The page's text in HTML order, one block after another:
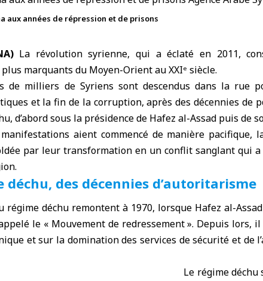
aux années de répression et de prisons
La révolution syrienne, qui a éclaté en 2011,
marquants du Moyen-Orientau XXIᵉ siècle.
de milliers de Syriens sont descendus dans la rue
et la fin de la corruption, après des décennies de
, d’abord sous la présidence de Hafez al-Assad puis de
aient commencé de manière pacifique,
par leur transformation en un conflit sanglant qui
déchu, des décennies d’autoritarisme
régime déchu remontent à 1970, lorsque Hafez al-
le « Mouvement de redressement ». Depuis lors,
et sur la domination des services de sécurité et de
Le régime déchu